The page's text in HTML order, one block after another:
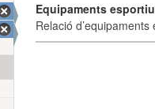
Equipaments
Relació